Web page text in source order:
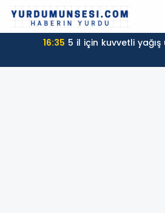
16:35 5 il için kuvvetli yağış